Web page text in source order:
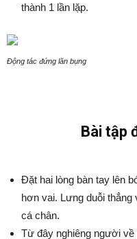
thành 1 lần lặp.
Động tác đứng lăn bụng
Bài tập
Đặt hai lòng bàn tay lên
hơn vai. Lưng duỗi thẳng
cá chân.
Từ đây nghiêng người